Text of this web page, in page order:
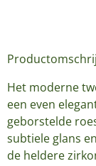
Het moderne
een even
geborstelde
subtiele glans
de heldere